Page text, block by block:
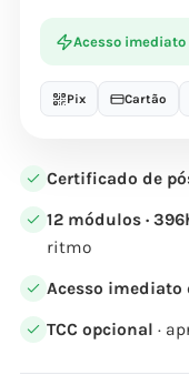
Certificado de
12 módulos ·
ritmo
Acesso imediato
TCC opcional ·
Acesso
Pix Cartão